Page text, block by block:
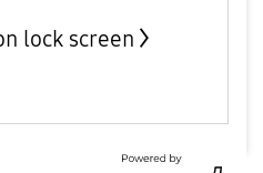
lock screen